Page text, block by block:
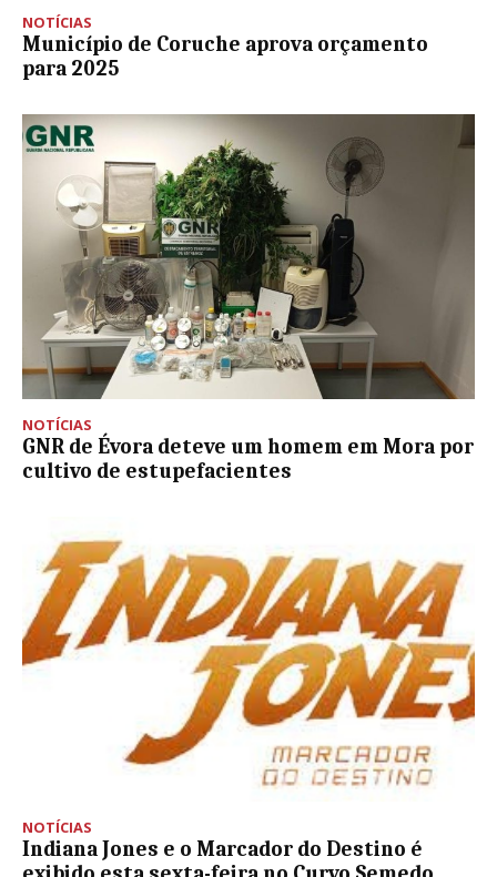
NOTÍCIAS
Município de Coruche aprova orçamento
para 2025
NOTÍCIAS
GNR de Évora deteve um homem em Mora por
cultivo de estupefacientes
NOTÍCIAS
Indiana Jones e o Marcador do Destino é